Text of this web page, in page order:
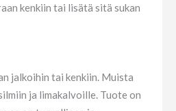
kenkiin tai lisätä sitä sukan
jalkoihin tai kenkiin. Muista
ja limakalvoille. Tuote on